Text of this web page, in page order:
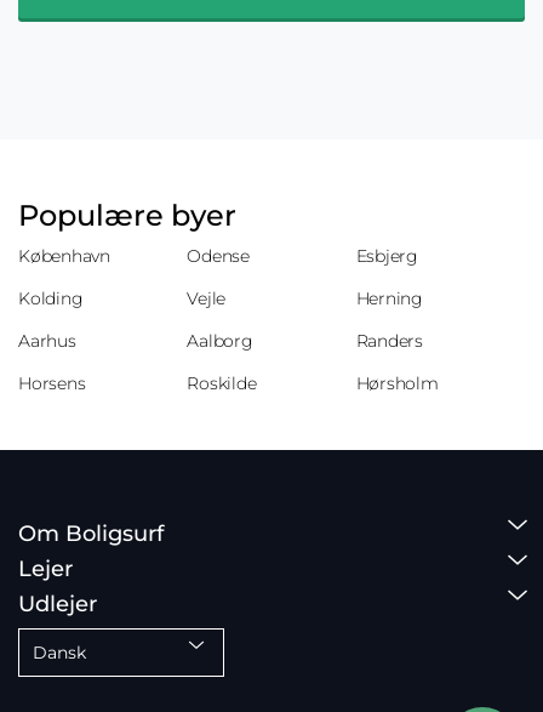
Populære byer
København Odense
Esbjerg
Kolding
Vejle
Herning
Aarhus
Aalborg
Randers
Horsens
Roskilde Hørsholm
Om Boligsurf
Lejer
Udlejer